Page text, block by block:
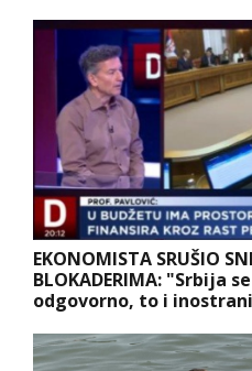
EKONOMISTA SRUŠIO
BLOKADERIMA: "Srbija
odgovorno, to i